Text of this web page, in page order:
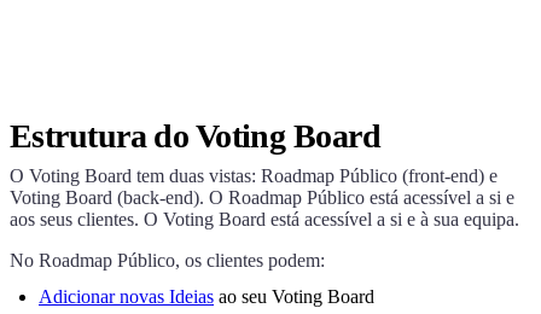
Estrutura do Voting Board
O Voting Board tem duas vistas: Roadmap Público (front-end) e
Voting Board (back-end). O Roadmap Público está acessível a si e
aos seus clientes. O Voting Board está acessível a si e à sua equipa.
No Roadmap Público, os clientes podem:
Adicionar novas Ideias ao seu Voting Board